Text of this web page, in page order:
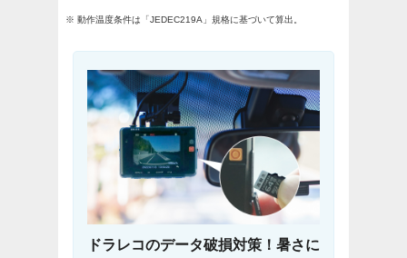
※ 動作温度条件は「JEDEC219A」規格に基づいて算出。
ドラレコのデータ破損対策！暑さに